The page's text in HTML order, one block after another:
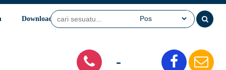
Download Video
-